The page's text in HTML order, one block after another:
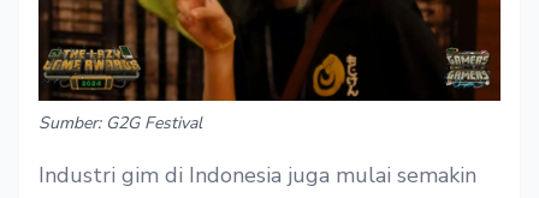
Sumber: G2G Festival
Industri gim di Indonesia juga mulai semakin